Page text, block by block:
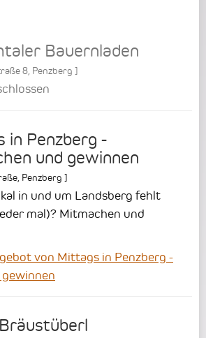
Bauernladen
8, Penzberg ]
in Penzberg -
und gewinnen
Penzberg ]
in und um Landsberg fehlt
mal)? Mitmachen und
von Mittags in Penzberg -